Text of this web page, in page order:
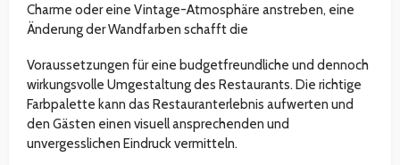
Charme oder eine Vintage-Atmosphäre anstreben, eine
Änderung der Wandfarben schafft die
Voraussetzungen für eine budgetfreundliche und dennoch
wirkungsvolle Umgestaltung des Restaurants. Die richtige
Farbpalette kann das Restauranterlebnis aufwerten und
den Gästen einen visuell ansprechenden und
unvergesslichen Eindruck vermitteln.